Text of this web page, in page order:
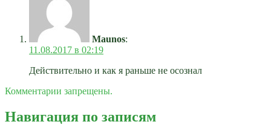
Maunos:
11.08.2017 в 02:19
Действительно и как я раньше не осознал
Комментарии запрещены.
Навигация по записям